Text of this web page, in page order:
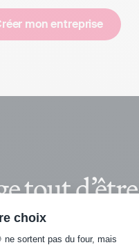
choix
du
sortent pas du four, mais
mon entreprise
tout